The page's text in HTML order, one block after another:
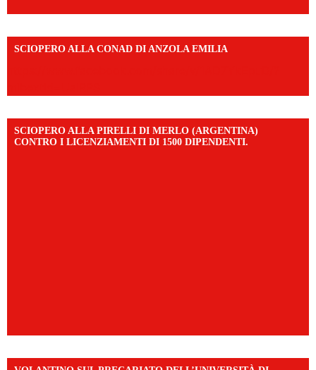
SCIOPERO ALLA CONAD DI ANZOLA EMILIA
SCIOPERO ALLA PIRELLI DI MERLO (ARGENTINA)
CONTRO I LICENZIAMENTI DI 1500 DIPENDENTI.